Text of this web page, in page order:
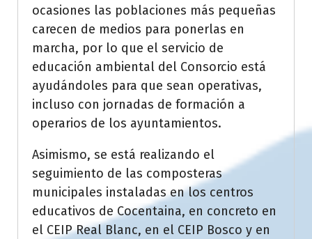
ocasiones las poblaciones más pequeñas
carecen de medios para ponerlas en
marcha, por lo que el servicio de
educación ambiental del Consorcio está
ayudándoles para que sean operativas,
incluso con jornadas de formación a
operarios de los ayuntamientos.
Asimismo, se está realizando el
seguimiento de las composteras
municipales instaladas en los centros
educativos de Cocentaina, en concreto en
el CEIP Real Blanc, en el CEIP Bosco y en